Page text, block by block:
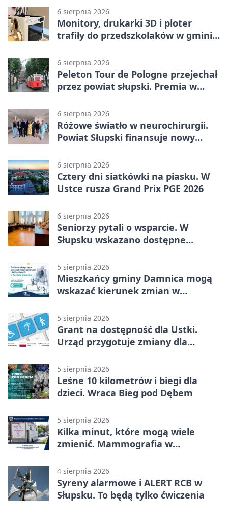
6 sierpnia 2026
Monitory, drukarki 3D i ploter
trafiły do przedszkolaków w gminie
6 sierpnia 2026
Peleton Tour de Pologne przejechał
przez powiat słupski. Premia w
6 sierpnia 2026
Różowe światło w neurochirurgii.
Powiat Słupski finansuje nowy
6 sierpnia 2026
Cztery dni siatkówki na piasku. W
Ustce rusza Grand Prix PGE 2026
6 sierpnia 2026
Seniorzy pytali o wsparcie. W
Słupsku wskazano dostępne
5 sierpnia 2026
Mieszkańcy gminy Damnica mogą
wskazać kierunek zmian w
5 sierpnia 2026
Grant na dostępność dla Ustki.
Urząd przygotuje zmiany dla
5 sierpnia 2026
Leśne 10 kilometrów i biegi dla
dzieci. Wraca Bieg pod Dębem
5 sierpnia 2026
Kilka minut, które mogą wiele
zmienić. Mammografia w
4 sierpnia 2026
Syreny alarmowe i ALERT RCB w
Słupsku. To będą tylko ćwiczenia